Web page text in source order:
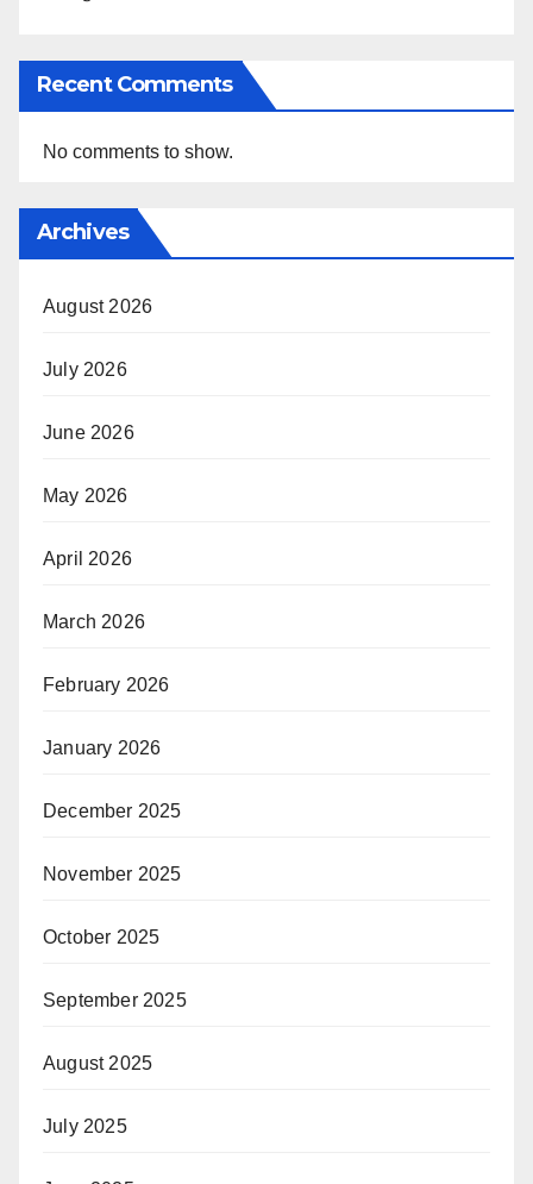
Recent Comments
No comments to show.
Archives
August 2026
July 2026
June 2026
May 2026
April 2026
March 2026
February 2026
January 2026
December 2025
November 2025
October 2025
September 2025
August 2025
July 2025